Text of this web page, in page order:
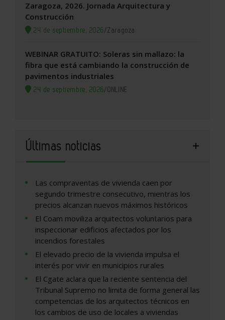
Zaragoza, 2026. Jornada Arquitectura y
Construcción
24 de septiembre, 2026/Zaragoza
WEBINAR GRATUITO: Soleras sin mallazo: la
fibra que está cambiando la construcción de
pavimentos industriales
24 de septiembre, 2026/ONLINE
Últimas noticias
Las compraventas de vivienda caen por
segundo trimestre consecutivo, mientras los
precios alcanzan nuevos máximos históricos
El Coam moviliza arquitectos voluntarios para
inspeccionar edificios afectados por los
incendios forestales
El elevado precio de la vivienda impulsa el
interés por vivir en municipios rurales
El Cgate aclara que la reciente sentencia del
Tribunal Supremo no limita de forma general las
competencias de los arquitectos técnicos en
los cambios de uso de locales a viviendas